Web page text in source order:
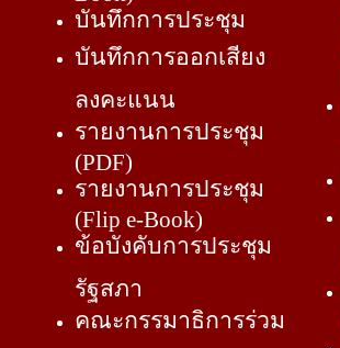
บันทึกการประชุม
บันทึกการออกเสียง
ลงคะแนน
รายงานการประชุม
(PDF)
รายงานการประชุม
(Flip e-Book)
ข้อบังคับการประชุม
รัฐสภา
คณะกรรมาธิการร่วม